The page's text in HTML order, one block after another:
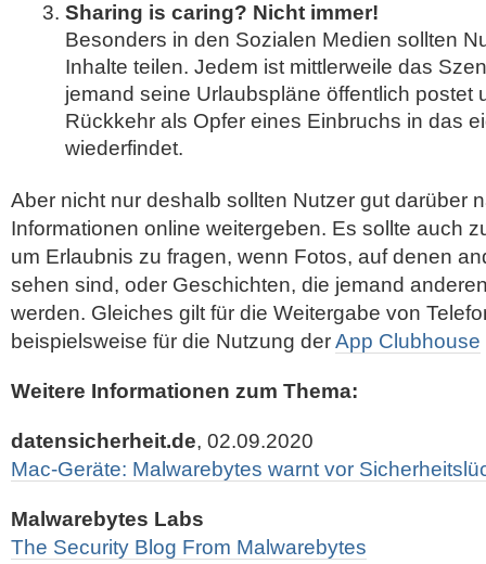
Sharing is caring? Nicht immer!
Besonders in den Sozialen Medien sollten
Inhalte teilen. Jedem ist mittlerweile das
jemand seine Urlaubspläne öffentlich postet
Rückkehr als Opfer eines Einbruchs in das
wiederfindet.
Aber nicht nur deshalb sollten Nutzer gut darüber
Informationen online weitergeben. Es sollte auch
um Erlaubnis zu fragen, wenn Fotos, auf denen
sehen sind, oder Geschichten, die jemand
werden. Gleiches gilt für die Weitergabe von
beispielsweise für die Nutzung derApp Clubhouse
Weitere Informationen zum Thema:
datensicherheit.de, 02.09.2020
Mac-Geräte: Malwarebytes warnt vor
Malwarebytes Labs
The Security Blog From Malwarebytes